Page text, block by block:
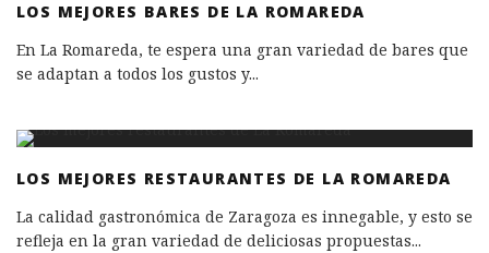
LOS MEJORES BARES DE LA ROMAREDA
En La Romareda, te espera una gran variedad de bares que
se adaptan a todos los gustos y...
LOS MEJORES RESTAURANTES DE LA ROMAREDA
La calidad gastronómica de Zaragoza es innegable, y esto se
refleja en la gran variedad de deliciosas propuestas...